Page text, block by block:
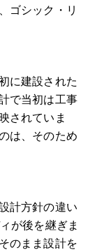
ゴシック・リ
に建設された
で当初は工事
されていま
は、そのため
計方針の違い
が後を継ぎま
のまま設計を